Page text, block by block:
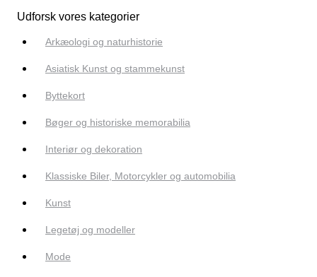
Udforsk vores kategorier
Arkæologi og naturhistorie
Asiatisk Kunst og stammekunst
Byttekort
Bøger og historiske memorabilia
Interiør og dekoration
Klassiske Biler, Motorcykler og automobilia
Kunst
Legetøj og modeller
Mode